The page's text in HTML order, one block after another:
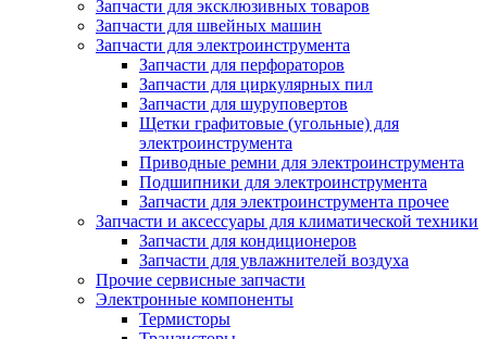
Запчасти для эксклюзивных товаров
Запчасти для швейных машин
Запчасти для электроинструмента
Запчасти для перфораторов
Запчасти для циркулярных пил
Запчасти для шуруповертов
Щетки графитовые (угольные) для
электроинструмента
Приводные ремни для электроинструмента
Подшипники для электроинструмента
Запчасти для электроинструмента прочее
Запчасти и аксессуары для климатической техники
Запчасти для кондиционеров
Запчасти для увлажнителей воздуха
Прочие сервисные запчасти
Электронные компоненты
Термисторы